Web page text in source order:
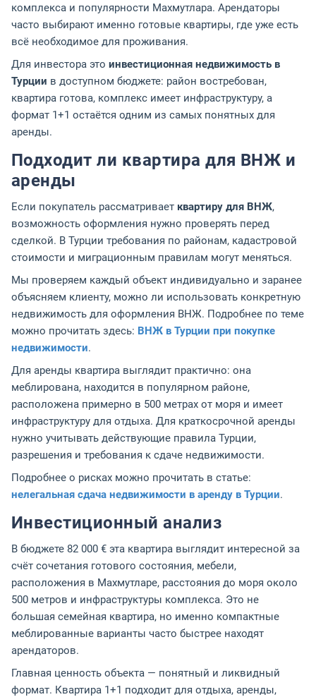
комплекса и популярности Махмутлара. Арендаторы
часто выбирают именно готовые квартиры, где уже есть
всё необходимое для проживания.
Для инвестора это инвестиционная недвижимость в
Турции в доступном бюджете: район востребован,
квартира готова, комплекс имеет инфраструктуру, а
формат 1+1 остаётся одним из самых понятных для
аренды.
Подходит ли квартира для ВНЖ и
аренды
Если покупатель рассматривает квартиру для ВНЖ,
возможность оформления нужно проверять перед
сделкой. В Турции требования по районам, кадастровой
стоимости и миграционным правилам могут меняться.
Мы проверяем каждый объект индивидуально и заранее
объясняем клиенту, можно ли использовать конкретную
недвижимость для оформления ВНЖ. Подробнее по теме
можно прочитать здесь: ВНЖ в Турции при покупке
недвижимости.
Для аренды квартира выглядит практично: она
меблирована, находится в популярном районе,
расположена примерно в 500 метрах от моря и имеет
инфраструктуру для отдыха. Для краткосрочной аренды
нужно учитывать действующие правила Турции,
разрешения и требования к сдаче недвижимости.
Подробнее о рисках можно прочитать в статье:
нелегальная сдача недвижимости в аренду в Турции.
Инвестиционный анализ
В бюджете 82 000 € эта квартира выглядит интересной за
счёт сочетания готового состояния, мебели,
расположения в Махмутларе, расстояния до моря около
500 метров и инфраструктуры комплекса. Это не
большая семейная квартира, но именно компактные
меблированные варианты часто быстрее находят
арендаторов.
Главная ценность объекта — понятный и ликвидный
формат. Квартира 1+1 подходит для отдыха, аренды,